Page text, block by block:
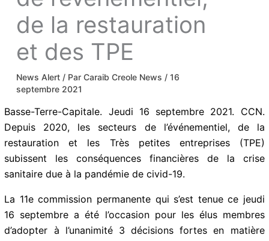
de la restauration
et des TPE
News Alert / ParCaraib Creole News /16
septembre 2021
Basse-Terre-Capitale. Jeudi 16 septembre 2021. CCN.
Depuis 2020, les secteurs de l’événementiel, de la
restauration et les Très petites entreprises (TPE)
subissent les conséquences financières de la crise
sanitaire due à la pandémie de civid-19.
La 11e commission permanente qui s’est tenue ce jeudi
16 septembre a été l’occasion pour les élus membres
d’adopter à l’unanimité 3 décisions fortes en matière